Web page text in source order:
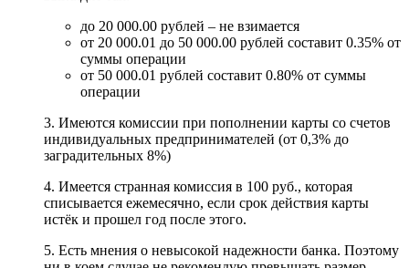
до 20 000.00 рублей – не взимается
от 20 000.01 до 50 000.00 рублей составит 0.35% от
суммы операции
от 50 000.01 рублей составит 0.80% от суммы
операции
3. Имеются комиссии при пополнении карты со счетов
индивидуальных предпринимателей (от 0,3% до
заградительных 8%)
4. Имеется странная комиссия в 100 руб., которая
списывается ежемесячно, если срок действия карты
истёк и прошел год после этого.
5. Есть мнения о невысокой надежности банка. Поэтому